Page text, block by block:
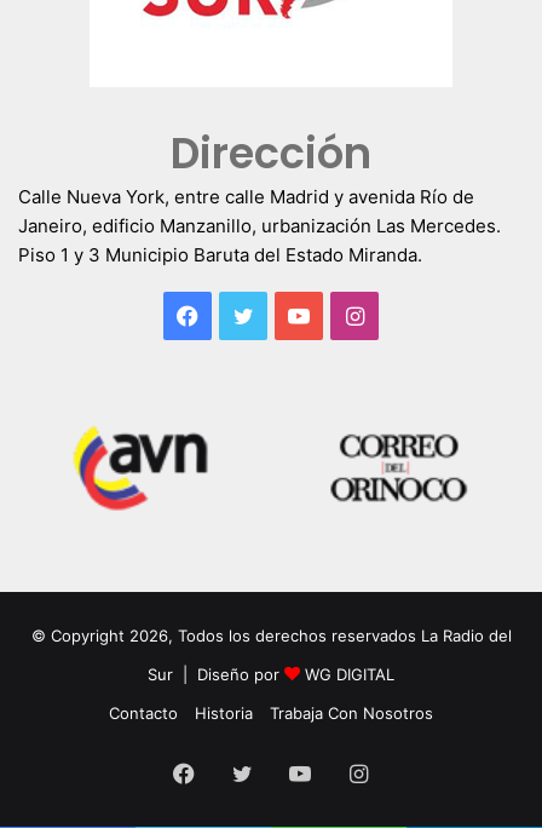
Dirección
Calle Nueva York, entre calle Madrid y avenida Río de
Janeiro, edificio Manzanillo, urbanización Las Mercedes.
Piso 1 y 3 Municipio Baruta del Estado Miranda.
Facebook
TwitterYouTubeInstagram
© Copyright 2026, Todos los derechos reservados La Radio del
Sur | Diseño por
WG DIGITAL
Contacto
Historia Trabaja Con Nosotros
Facebook
TwitterYouTubeInstagram